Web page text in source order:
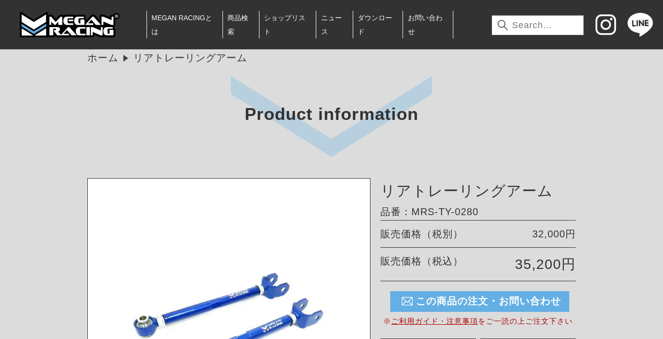
MEGAN RACINGと
は
商品検
索
ショップリス
ト
ニュー
ス
ダウンロー
ド
お問い合わ
せ
ホーム リアトレーリングアーム
Product information
リアトレーリングアーム
品番：MRS-TY-0280
販売価格（税別） 32,000円
販売価格（税込） 35,200円
この商品の注文・お問い合わせ
※ ご利用ガイド・注意事項を ご一読の上ご注文下さい